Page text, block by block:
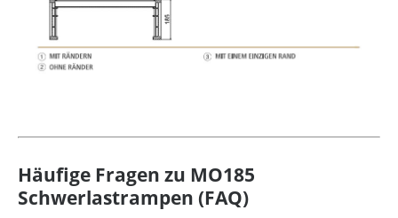
Häufige Fragen zu MO185
Schwerlastrampen (FAQ)